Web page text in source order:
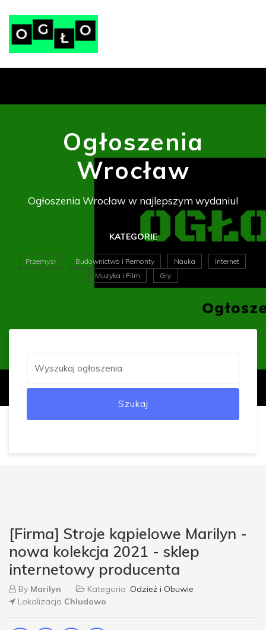
Ogłoszenia
Wrocław
Ogłoszenia Wrocław w najlepszym wydaniu!
KATEGORIE
Przemysł Budownictwo i Remonty Nauka
Internet
Muzyka i Film
Gry
Szukaj
[Firma] Stroje kąpielowe Marilyn -
nowa kolekcja 2021 - sklep
internetowy producenta
By Marilyn Kategoria Odzież i Obuwie
Lokalizacja Chludowo